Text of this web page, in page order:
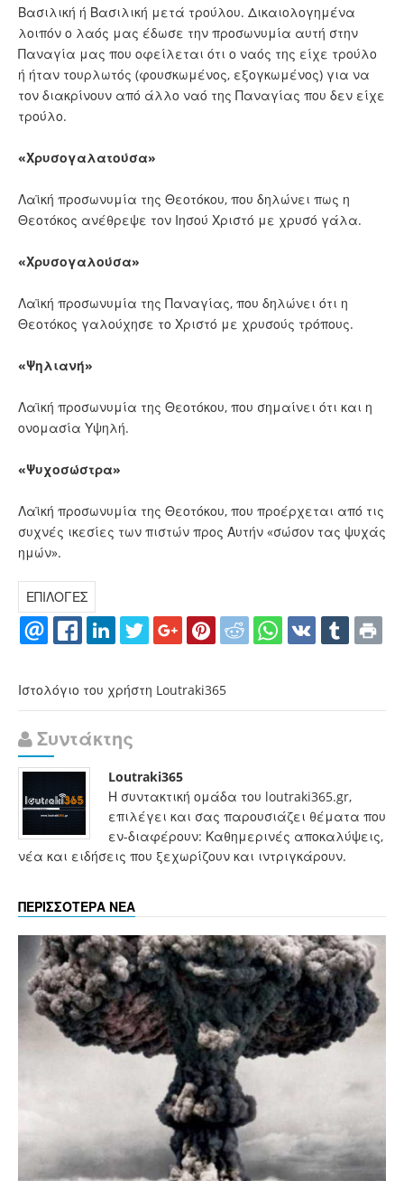
Βασιλική ή Βασιλική μετά τρούλου. Δικαιολογημένα
λοιπόν ο λαός μας έδωσε την προσωνυμία αυτή στην
Παναγία μας που οφείλεται ότι ο ναός της είχε τρούλο
ή ήταν τουρλωτός (φουσκωμένος, εξογκωμένος) για να
τον διακρίνουν από άλλο ναό της Παναγίας που δεν είχε
τρούλο.
«Χρυσογαλατούσα»
Λαϊκή προσωνυμία της Θεοτόκου, που δηλώνει πως η
Θεοτόκος ανέθρεψε τον Ιησού Χριστό με χρυσό γάλα.
«Χρυσογαλούσα»
Λαϊκή προσωνυμία της Παναγίας, που δηλώνει ότι η
Θεοτόκος γαλούχησε το Χριστό με χρυσούς τρόπους.
«Ψηλιανή»
Λαϊκή προσωνυμία της Θεοτόκου, που σημαίνει ότι και η
ονομασία Υψηλή.
«Ψυχοσώστρα»
Λαϊκή προσωνυμία της Θεοτόκου, που προέρχεται από τις
συχνές ικεσίες των πιστών προς Αυτήν «σώσον τας ψυχάς
ημών».
ΕΠΙΛΟΓΕΣ
Ιστολόγιο του χρήστη Loutraki365
Συντάκτης
Loutraki365
Η συντακτική ομάδα του loutraki365.gr,
επιλέγει και σας παρουσιάζει θέματα που
εν-διαφέρουν: Καθημερινές αποκαλύψεις,
νέα και ειδήσεις που ξεχωρίζουν και ιντριγκάρουν.
ΠΕΡΙΣΣΟΤΕΡΑ ΝΕΑ